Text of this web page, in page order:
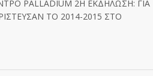
PALLADIUM 2Η ΕΚΔΗΛΩΣΗ: ΓΙΑ
ΤΟ 2014-2015 ΣΤΟ